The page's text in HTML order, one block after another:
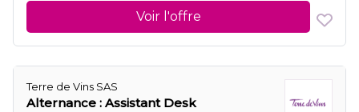
Voir l'offre
Terre de Vins SAS
Alternance : Assistant Desk